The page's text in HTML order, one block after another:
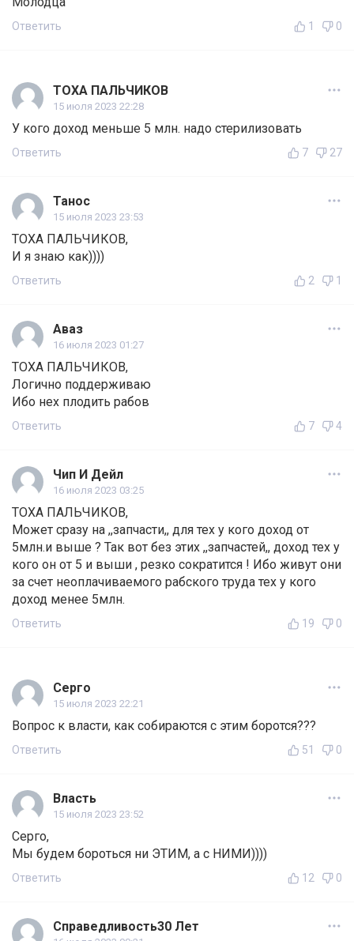
Ответить 1 0
ТОХА ПАЛЬЧИКОВ
15 июля 2023 22:28
У кого доход меньше 5 млн. надо стерилизовать
Ответить 7 27
Танос
15 июля 2023 23:53
ТОХА ПАЛЬЧИКОВ,
И я знаю как))))
Ответить 2 1
Аваз
16 июля 2023 01:27
ТОХА ПАЛЬЧИКОВ,
Логично поддерживаю
Ибо нех плодить рабов
Ответить 7 4
Чип И Дейл
16 июля 2023 03:25
ТОХА ПАЛЬЧИКОВ,
Может сразу на ,,запчасти,, для тех у кого доход от
5млн.и выше ? Так вот без этих ,,запчастей,, доход тех у
кого он от 5 и выши , резко сократится ! Ибо живут они
за счет неоплачиваемого рабского труда тех у кого
доход менее 5млн.
Ответить 19 0
Серго
15 июля 2023 22:21
Вопрос к власти, как собираются с этим боротся???
Ответить 51 0
Власть
15 июля 2023 23:52
Серго,
Мы будем бороться ни ЭТИМ, а с НИМИ))))
Ответить 12 0
Справедливость30 Лет